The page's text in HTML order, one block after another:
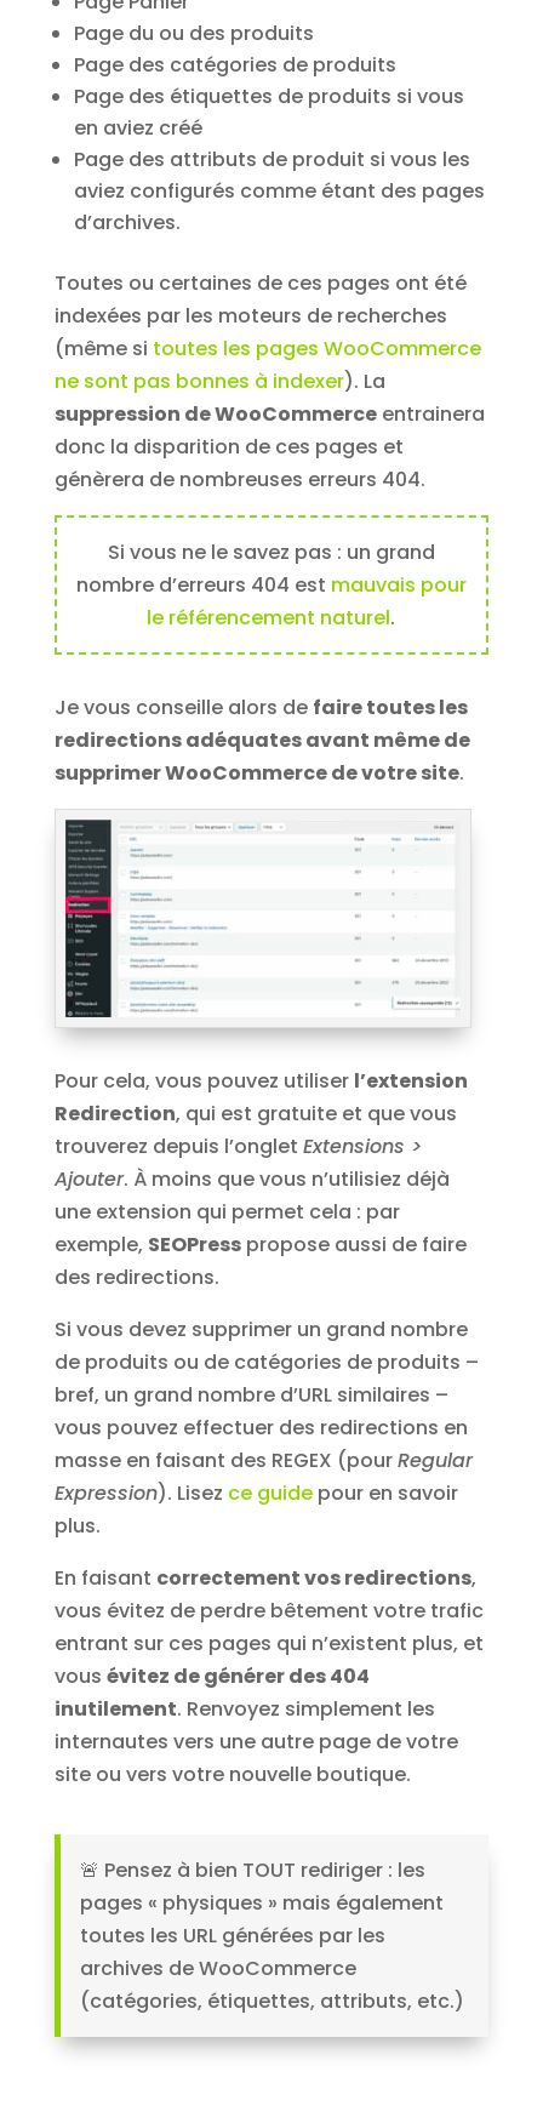
Page du ou des produits
Page des catégories de produits
Page des étiquettes de produits si vous
en aviez créé
Page des attributs de produit si vous les
aviez configurés comme étant des pages
d’archives.
Toutes ou certaines de ces pages ont été
indexées par les moteurs de recherches
(même si toutes les pages WooCommerce
ne sont pas bonnes à indexer). La
suppression de WooCommerceentrainera
donc la disparition de ces pages et
génèrera de nombreuses erreurs 404.
Si vous ne le savez pas : un grand
nombre d’erreurs 404 est mauvais pour
le référencement naturel.
Je vous conseille alors de faire toutes les
redirections adéquates avant même de
supprimer WooCommerce de votre site.
Pour cela, vous pouvez utiliser l’extension
Redirection, qui est gratuite et que vous
trouverez depuis l’onglet Extensions >
Ajouter. À moins que vous n’utilisiez déjà
une extension qui permet cela : par
exemple, SEOPresspropose aussi de faire
des redirections.
Si vous devez supprimer un grand nombre
de produits ou de catégories de produits –
bref, un grand nombre d’URL similaires –
vous pouvez effectuer des redirections en
masse en faisant des REGEX (pourRegular
Expression). Lisez ce guidepour en savoir
plus.
En faisant correctement vos redirections,
vous évitez de perdre bêtement votre trafic
entrant sur ces pages qui n’existent plus, et
vous évitez de générer des 404
inutilement. Renvoyez simplement les
internautes vers une autre page de votre
site ou vers votre nouvelle boutique.
🚨 Pensez à bien TOUT rediriger : les
pages « physiques » mais également
toutes les URL générées par les
archives de WooCommerce
(catégories, étiquettes, attributs, etc.)